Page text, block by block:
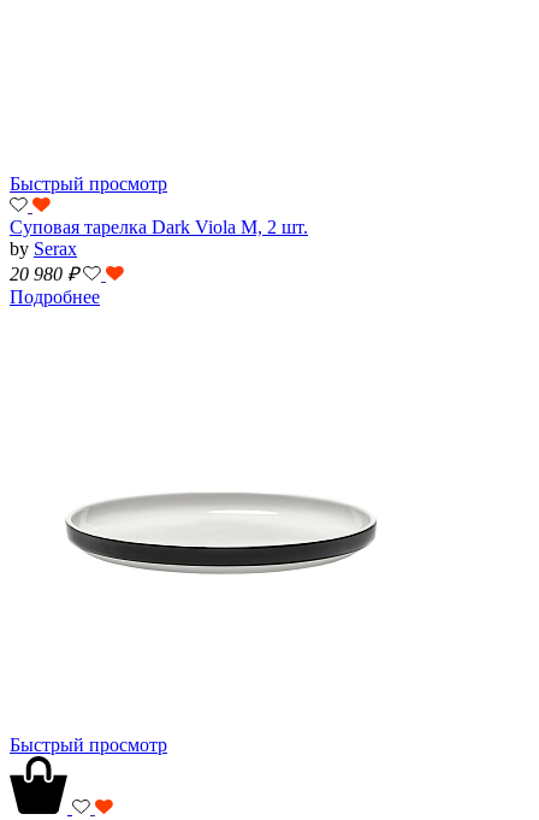
Быстрый просмотр
Суповая тарелка Dark Viola M, 2 шт.
by Serax
20 980 ₽
Подробнее
Быстрый просмотр